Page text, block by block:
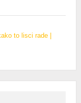
to lisci rade |